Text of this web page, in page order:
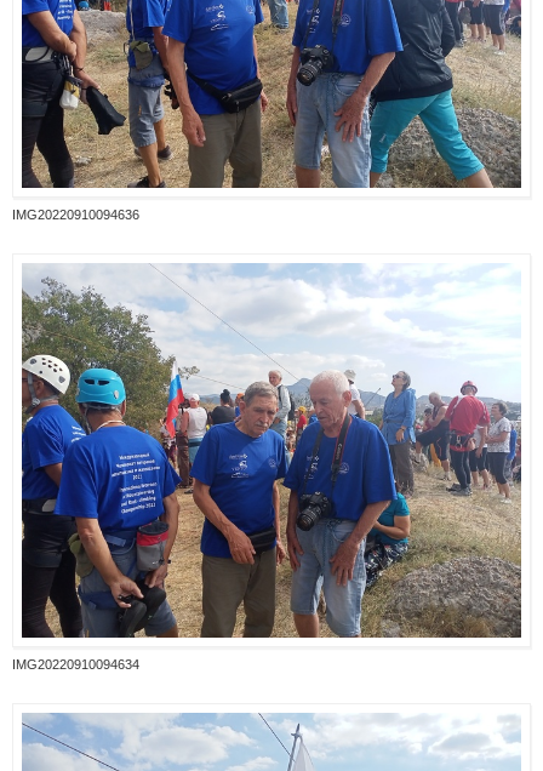
IMG20220910094636
IMG20220910094634